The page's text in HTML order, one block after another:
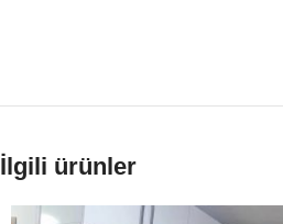
İlgili ürünler